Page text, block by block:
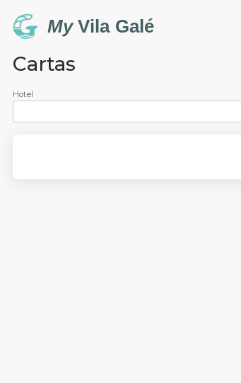
MyVila Galé
Cartas
Hotel